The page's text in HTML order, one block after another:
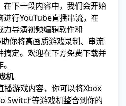
在下一段内容中，我们会开始
进行YouTube直播串流，在
力导演视频编辑软件和
你将高画质游戏录制、串流
搞定。欢迎在下方免费下载并
机
播游戏内容，你可以将Xbox
Switch等游戏机整合到你的